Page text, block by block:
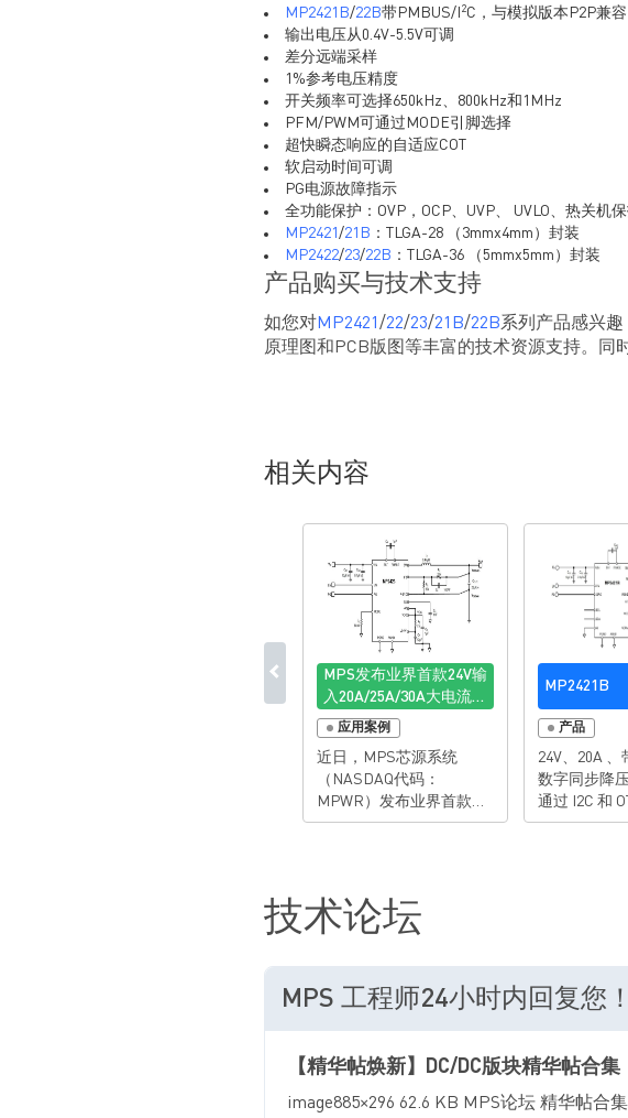
MP2421B/22B带PMBUS/I 2C，与模拟版本P2P兼容
输出电压从0.4V-5.5V可调
差分远端采样
1%参考电压精度
开关频率可选择650kHz、800kHz和1MHz
PFM/PWM可通过MODE引脚选择
超快瞬态响应的自适应COT
软启动时间可调
PG电源故障指示
全功能保护：OVP，OCP、UVP、 UVLO、热关机
MP2421 /21B ：TLGA-28 （3mmx4mm）封装
MP2422/23/22B ：TLGA-36 （5mmx5mm）封装
产品购买与技术支持
如您对MP2421 /22/23/21B/22B系列产品感兴
原理图和PCB版图等丰富的技术资源支持。同
相关内容
MPS发布业界首款24V输
入20A/25A/30A大电流同
步降压DC/DC系列产品
应用案例
近日，MPS芯源系统
（NASDAQ代码：
MPWR）发布业界首款支
持24V工作电压的
该系列产品具备差分远端
采样，集高输入电压、大
引脚兼容的模拟版本及支
统架构与应用场景需求。
及通信网络的持续升级，
MP2421B
产品
24V、20A
数字同步降
通过 I2C 和
配置
技术论坛
MPS 工程师24小时内回复您！
【精华帖焕新】DC/DC版块精华帖合集
image885×296 62.6 KB MPS论坛 精华帖